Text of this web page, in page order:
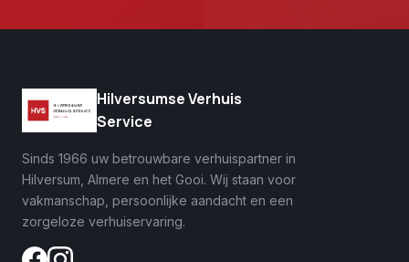
Hilversumse Verhuis
Service
Sinds 1966 uw betrouwbare verhuispartner in
Hilversum, Almere en het Gooi. Wij staan voor
vakmanschap, persoonlijke aandacht en een
zorgeloze verhuiservaring.